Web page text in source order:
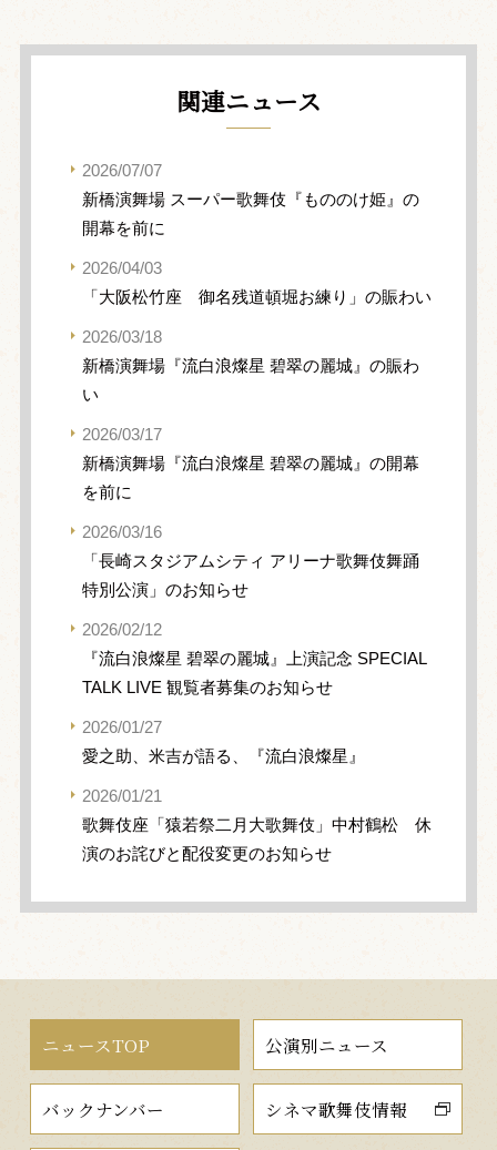
関連ニュース
2026/07/07
新橋演舞場 スーパー歌舞伎『もののけ姫』の
開幕を前に
2026/04/03
「大阪松竹座 御名残道頓堀お練り」の賑わい
2026/03/18
新橋演舞場『流白浪燦星 碧翠の麗城』の賑わ
い
2026/03/17
新橋演舞場『流白浪燦星 碧翠の麗城』の開幕
を前に
2026/03/16
「長崎スタジアムシティ アリーナ歌舞伎舞踊
特別公演」のお知らせ
2026/02/12
『流白浪燦星 碧翠の麗城』上演記念 SPECIAL
TALK LIVE 観覧者募集のお知らせ
2026/01/27
愛之助、米吉が語る、『流白浪燦星』
2026/01/21
歌舞伎座「猿若祭二月大歌舞伎」中村鶴松 休
演のお詫びと配役変更のお知らせ
ニュースTOP 公演別ニュース
バックナンバー シネマ歌舞伎情報